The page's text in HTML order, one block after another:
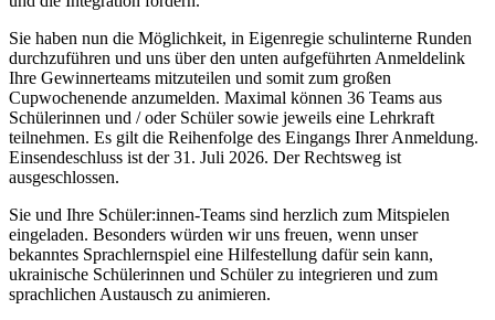
Sie haben nun die Möglichkeit, in Eigenregie schulinterne Runden
durchzuführen und uns über den unten aufgeführten Anmeldelink
Ihre Gewinnerteams mitzuteilen und somit zum großen
Cupwochenende anzumelden. Maximal können 36 Teams aus
Schülerinnen und / oder Schüler sowie jeweils eine Lehrkraft
teilnehmen. Es gilt die Reihenfolge des Eingangs Ihrer Anmeldung.
Einsendeschluss ist der 31. Juli 2026. Der Rechtsweg ist
ausgeschlossen.
Sie und Ihre Schüler:innen-Teams sind herzlich zum Mitspielen
eingeladen. Besonders würden wir uns freuen, wenn unser
bekanntes Sprachlernspiel eine Hilfestellung dafür sein kann,
ukrainische Schülerinnen und Schüler zu integrieren und zum
sprachlichen Austausch zu animieren.